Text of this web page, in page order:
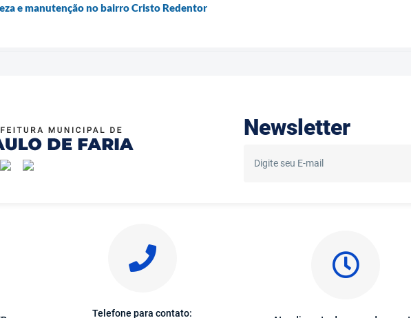
e manutenção no bairro Cristo Redentor
Newsletter
Telefone para contato: